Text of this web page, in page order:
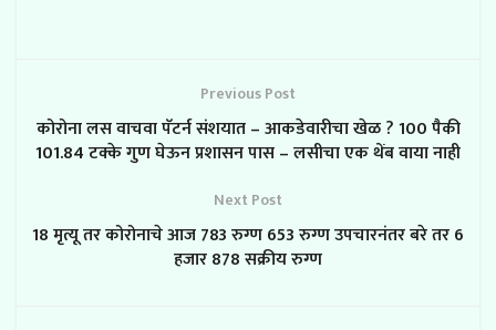
Previous Post
कोरोना लस वाचवा पॅटर्न संशयात – आकडेवारीचा खेळ ? 100 पैकी
101.84 टक्के गुण घेऊन प्रशासन पास – लसीचा एक थेंब वाया नाही
Next Post
18 मृत्यू तर कोरोनाचे आज 783 रुग्ण 653 रुग्ण उपचारनंतर बरे तर 6
हजार 878 सक्रीय रुग्ण